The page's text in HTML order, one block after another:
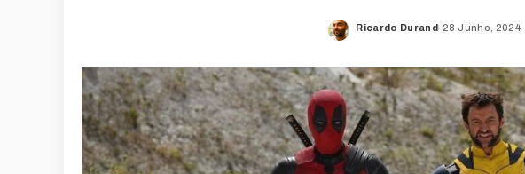
Posted
Ricardo Durand 28 Junho, 2024